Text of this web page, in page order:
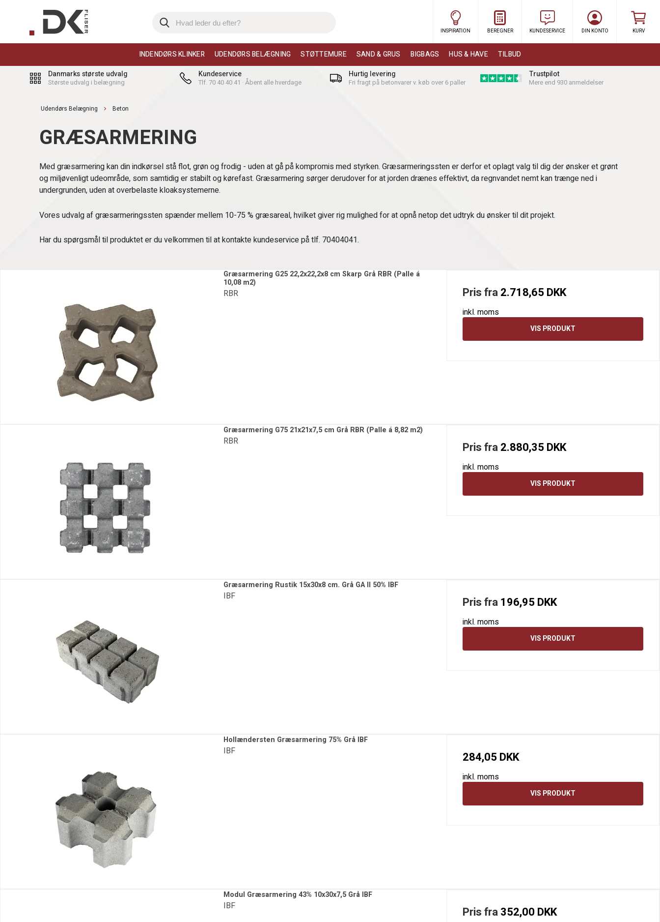
INSPIRATION BEREGNER KUNDESERVICE DIN KONTO KURV
INDENDØRS KLINKER UDENDØRS BELÆGNING STØTTEMURE SAND & GRUS BIGBAGS HUS & HAVE
TILBUD
Danmarks største udvalg
Største udvalg i belægning
Kundeservice
Tlf. 70 40 40 41 · Åbent alle hverdage
Hurtig levering
Fri fragt på betonvarer v. køb over 6 paller
Trustpilot
Mere end 930 anmeldelser
Udendørs Belægning Beton
GRÆSARMERING
Med græsarmering kan din indkørsel stå flot, grøn og frodig - uden at gå på kompromis med styrken. Græsarmeringssten er derfor et oplagt valg til dig der ønsker et grønt
og miljøvenligt udeområde, som samtidig er stabilt og kørefast. Græsarmering sørger derudover for at jorden drænes effektivt, da regnvandet nemt kan trænge ned i
undergrunden, uden at overbelaste kloaksystemerne.
Vores udvalg af græsarmeringssten spænder mellem 10-75 % græsareal, hvilket giver rig mulighed for at opnå netop det udtryk du ønsker til dit projekt.
Har du spørgsmål til produktet er du velkommen til at kontakte kundeservice på tlf. 70404041.
Græsarmering G25 22,2x22,2x8 cm Skarp Grå RBR (Palle á
10,08 m2)
RBR Pris fra2.718,65 DKK
inkl. moms
VIS PRODUKT
Græsarmering G75 21x21x7,5 cm Grå RBR (Palle á 8,82 m2)
RBR Pris fra2.880,35 DKK
inkl. moms
VIS PRODUKT
Græsarmering Rustik 15x30x8 cm. Grå GA II 50% IBF
IBF Pris fra196,95 DKK
inkl. moms
VIS PRODUKT
Hollændersten Græsarmering 75% Grå IBF
IBF 284,05 DKK
inkl. moms
VIS PRODUKT
Modul Græsarmering 43% 10x30x7,5 Grå IBF
IBF Pris fra352,00 DKK